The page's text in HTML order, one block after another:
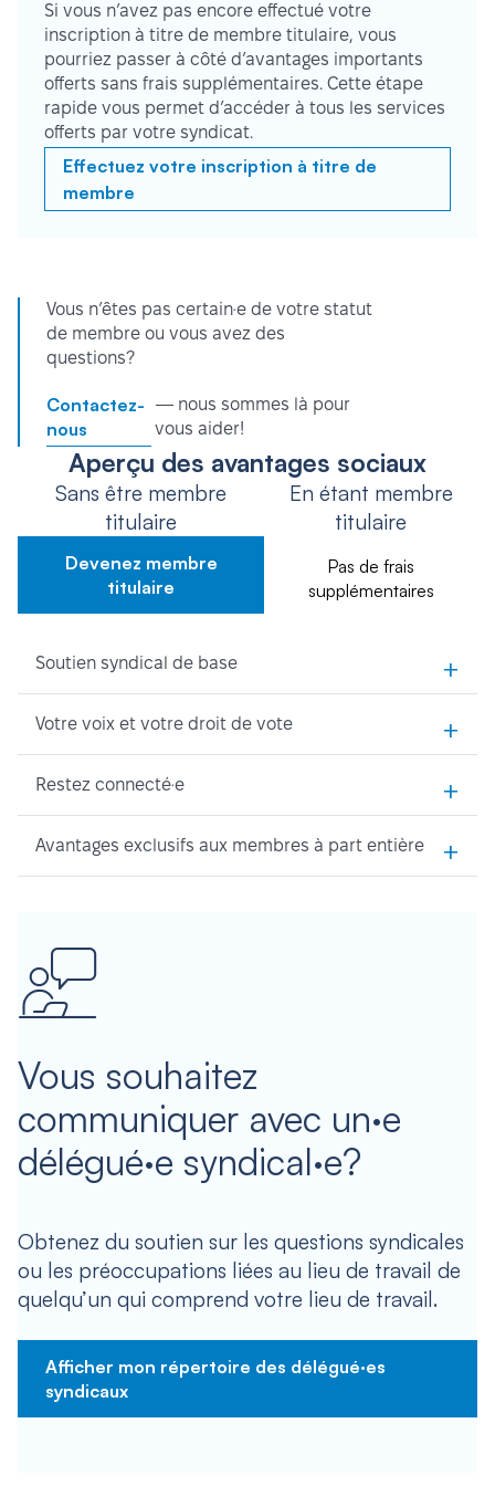
Si vous n’avez pas encore effectué votre
inscription à titre de membre titulaire, vous
pourriez passer à côté d’avantages importants
offerts sans frais supplémentaires. Cette étape
rapide vous permet d’accéder à tous les services
offerts par votre syndicat.
Effectuez votre inscription à titre de
membre
Vous n’êtes pas certain·e de votre statut
de membre ou vous avez des
questions?
Contactez-
nous
— nous sommes là pour
vous aider!
Aperçu des avantages sociaux
Sans être membre
titulaire
Devenez membre
titulaire
En étant membre
titulaire
Pas de frais
supplémentaires
Soutien syndical de base +
Votre voix et votre droit de vote +
Restez connecté·e +
Avantages exclusifs aux membres à part entière +
Vous souhaitez
communiquer avec un·e
délégué·e syndical·e?
Obtenez du soutien sur les questions syndicales
ou les préoccupations liées au lieu de travail de
quelqu’un qui comprend votre lieu de travail.
Afficher mon répertoire des délégué·es
syndicaux